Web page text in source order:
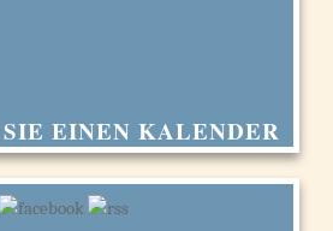
EINEN KALENDER